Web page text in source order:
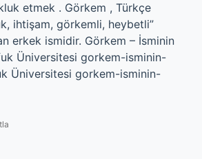
etmek . Görkem , Türkçe
ihtişam, görkemli, heybetli”
erkek ismidir. Görkem – İsminin
Üniversitesi gorkem-isminin-
Üniversitesi gorkem-isminin-